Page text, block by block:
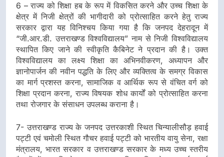
6 – राज्य को शिक्षा हब के रूप में विकसित करने और उच्च शिक्षा के
क्षेत्र में निजी क्षेत्रों की भागीदारी को प्रोत्साहित करने हेतु राज्य
सरकार द्वारा यह विनिश्चय किया गया है कि जनपद देहरादून में
“जी.आर.डी. उत्तराखण्ड विश्वविद्यालय” नाम से निजी विश्वविद्यालय
स्थापित किए जाने की स्वीकृति कैबिनेट ने प्रदान की है। उक्त
विश्वविद्यालय का लक्ष्य शिक्षा का अभिनवीकरण, अध्यापन और
ज्ञानोपार्जन की नवीन पद्धति के लिए और व्यक्तित्व के समग्र विकास
का मार्ग प्रशस्त करना, सामाजिक व आर्थिक रूप से वंचित वर्ग को
शिक्षा प्रदान करना, राज्य विषयक शोध कार्यों को प्रोत्साहित करना
तथा रोजगार के संसाधन उपलब्ध कराना है।
7- उत्तराखण्ड राज्य के जनपद उत्तरकाशी स्थित चिन्यालीसौड़ हवाई
पट्टी एवं चमोली स्थित गौचर हवाई पट्टी को भारतीय वायु सेना, रक्षा
मंत्रालय, भारत सरकार व उत्तराखण्ड सरकार के मध्य उच्च स्तरीय